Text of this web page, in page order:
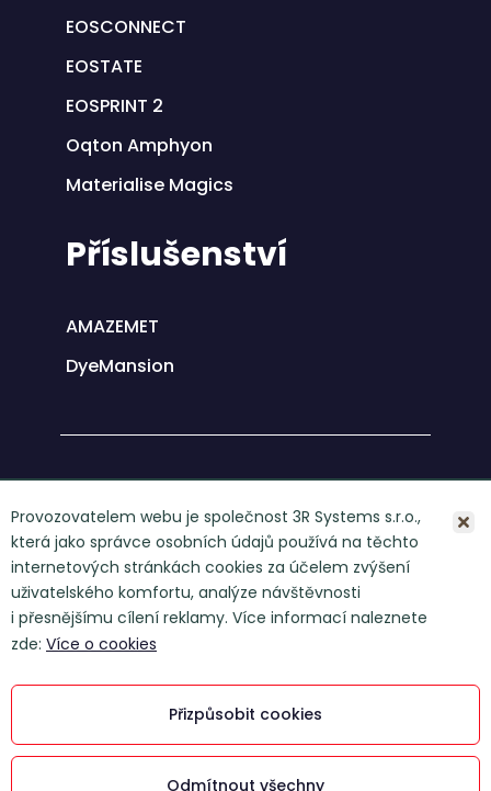
EOSCONNECT
EOSTATE
EOSPRINT 2
Oqton Amphyon
Materialise Magics
Příslušenství
AMAZEMET
DyeMansion
O společnosti
Kontakt
GDPR
COOKIES
Tento web je chráněn službou
reCAPTCHA a platí zásady ochrany
Provozovatelem webu je společnost 3R Systems s.r.o.,
která jako správce osobních údajů používá na těchto
internetových stránkách cookies za účelem zvýšení
uživatelského komfortu, analýze návštěvnosti
i přesnějšímu cílení reklamy. Více informací naleznete
zde: Více o cookies
Přizpůsobit cookies
Odmítnout všechny